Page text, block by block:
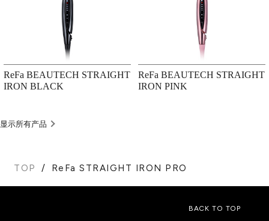
ReFa BEAUTECH STRAIGHT
IRON BLACK
ReFa BEAUTECH STRAIGHT
IRON PINK
显示所有产品
TOP ReFa STRAIGHT IRON PRO
BACK TO TOP